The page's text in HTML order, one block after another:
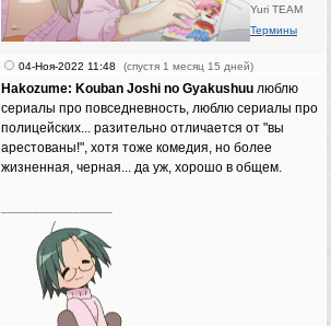
Yuri TEAM
Термины
04-Ноя-2022 11:48 (спустя 1 месяц 15 дней)
Hakozume: Kouban Joshi no Gyakushuu люблю
сериалы про повседневность, люблю сериалы про
полицейских... разительно отличается от "вы
арестованы!", хотя тоже комедия, но более
жизненная, черная... да уж, хорошо в общем.